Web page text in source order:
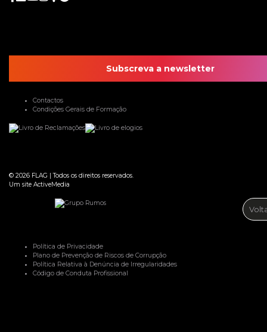
Subscreva a newsletter
Contactos
Condições Gerais de Formação
© 2026 FLAG |Todos os direitos reservados.
Um site ActiveMedia
Política de Privacidade
Plano de Prevenção de Riscos de Corrupção
Política Relativa à Denúncia de Irregularidades
Código de Conduta Profissional